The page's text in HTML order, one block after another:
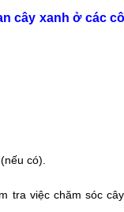
cây xanh ở các
có).
tra việc chăm sóc